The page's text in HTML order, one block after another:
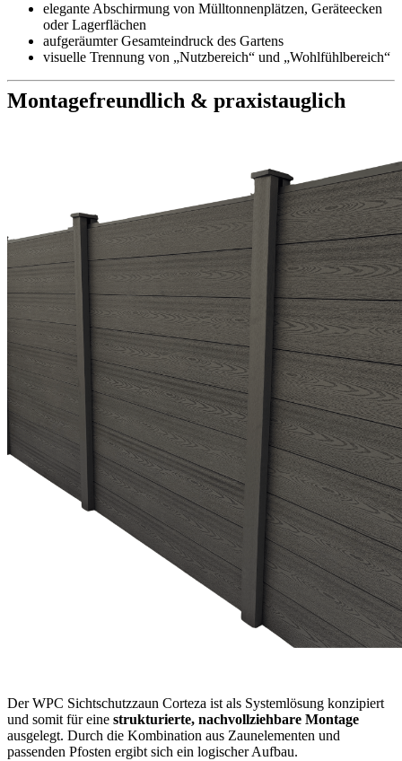
elegante Abschirmung von Mülltonnenplätzen, Geräteecken
oder Lagerflächen
aufgeräumter Gesamteindruck des Gartens
visuelle Trennung von „Nutzbereich“ und „Wohlfühlbereich“
Montagefreundlich & praxistauglich
Der WPC Sichtschutzzaun Corteza ist als Systemlösung konzipiert
und somit für eine strukturierte, nachvollziehbare Montage
ausgelegt. Durch die Kombination aus Zaunelementen und
passenden Pfosten ergibt sich ein logischer Aufbau.